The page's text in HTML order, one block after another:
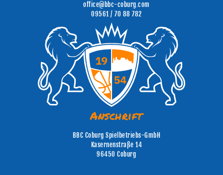
office@bbc-coburg.com
09561 / 70 88 782
Anschrift
BBC Coburg Spielbetriebs-GmbH
Kasernenstraße 14
96450 Coburg